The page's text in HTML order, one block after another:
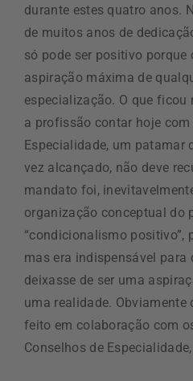
durante estes quatro anos.
de muitos anos de
só pode ser positivo porque
aspiração máxima de
especialização. O que
a profissão contar hoje com
Especialidade, um patamar
vez alcançado, não deve
mandato foi,
organização conceptual do
“condicionalismo positivo”,
mas era indispensável para
deixasse de ser uma
uma realidade. Obviamente
feito em colaboração com
Conselhos de